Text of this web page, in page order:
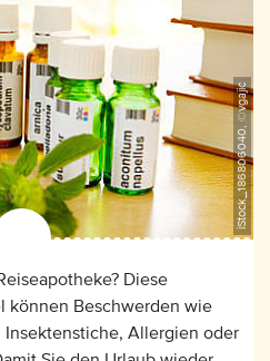
iStock_186806040, ©vgajic
Diese
können Beschwerden wie
Insektenstiche, Allergien oder